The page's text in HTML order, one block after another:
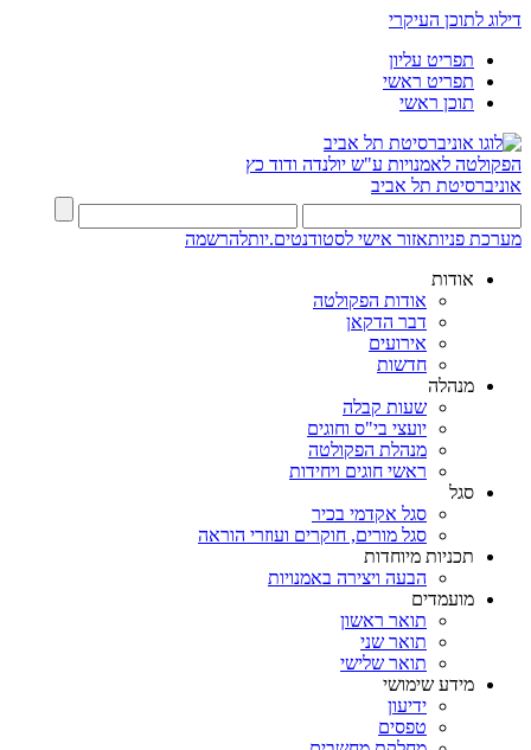
דילוג לתוכן העיקרי
תפריט עליון
תפריט ראשי
תוכן ראשי
הפקולטה לאמנויות ע"ש יולנדה ודוד כץ
אוניברסיטת תל אביב
מערכת פניותאזור אישי לסטודנטים.יותלהרשמה
אודות
אודות הפקולטה
דבר הדקאן
אירועים
חדשות
מנהלה
שעות קבלה
יועצי בי"ס וחוגים
מנהלת הפקולטה
ראשי חוגים ויחידות
סגל
סגל אקדמי בכיר
סגל מורים, חוקרים ועוזרי הוראה
תכניות מיוחדות
הבעה ויצירה באמנויות
מועמדים
תואר ראשון
תואר שני
תואר שלישי
מידע שימושי
ידיעון
טפסים